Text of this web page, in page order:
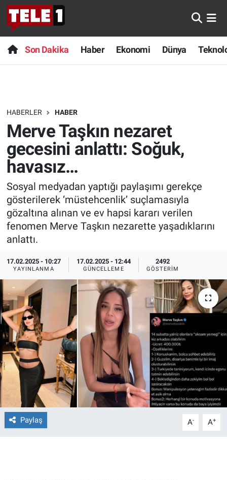
Son Dakika Haber Ekonomi Dünya
HABERLER HABER
Merve Taşkın nezaret
gecesini anlattı: Soğuk,
havasız…
Sosyal medyadan yaptığı paylaşımı gerekçe
gösterilerek ‘müstehcenlik’ suçlamasıyla
gözaltına alınan ve ev hapsi kararı verilen
fenomen Merve Taşkın nezarette yaşadıklarını
anlattı.
17.02.2025 - 10:27
YAYINLANMA
17.02.2025 - 12:44
GÜNCELLEME
2492
GÖSTERIM
Paylaş A- A+
Anında Manşet
Başka Sohbetler
Bilim turu
Bilim ve Teknoloji Evreni
Doğa Konuşuyor
Dünya
Ege Saati
Ege'den Esintiler
Eğitim
Eğlence
Ekonomi
Forum
Gerçeğin İzinde
Gün Başlıyor
Gün Bitiyor
Son Dakika
Haber
Dünya
Teknoloji
Sağlık
Spor
Yayın Akışı
İletişim
Nöbetçi Eczaneler
Hava Durumu
Trafik Durumu
Süper Lig Puan Durumu ve Fikstür
Tüm Manşetler
Son Dakika Haberleri
Haber Arşivi